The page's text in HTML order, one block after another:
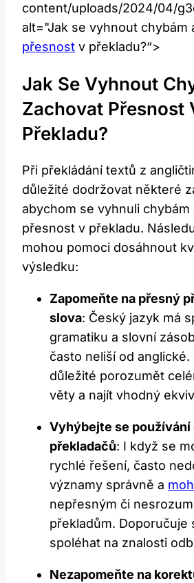
content/uploads/2024/04/
alt="Jak se vyhnout chybám
přesnost v překladu?“>
Jak Se Vyhnout
Zachovat Přesnost
Překladu?
Při překládání textů z
důležité dodržovat některé
abychom se vyhnuli chybám
přesnost v překladu.
mohou pomoci dosáhnout
výsledku:
Zapomeňte na přesný
slova: Český jazyk má
gramatiku a slovní
často neliší od anglické.
důležité porozumět
věty a najít vhodný
Vyhýbejte se používání
překladačů: I když se
rychlé řešení, často
významy správně a
nepřesným či
překladům. Doporučuje
spoléhat na znalosti
Nezapomeňte na